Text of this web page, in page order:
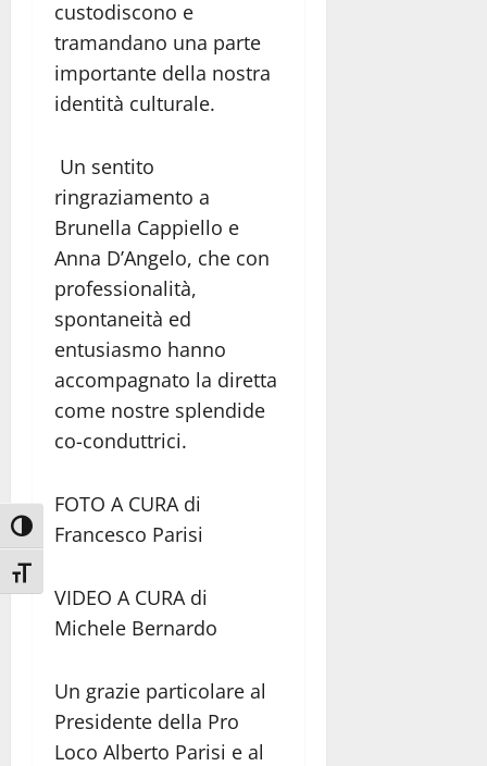
Attiva/disattiva alto contrasto
Attiva/disattiva dimensione testo
custodiscono e
tramandano una parte
importante della nostra
identità culturale.
Un sentito
ringraziamento a
Brunella Cappiello e
Anna D’Angelo, che con
professionalità,
spontaneità ed
entusiasmo hanno
accompagnato la diretta
come nostre splendide
co-conduttrici.
FOTO A CURA di
Francesco Parisi
VIDEO A CURA di
Michele Bernardo
Un grazie particolare al
Presidente della Pro
Loco Alberto Parisi e al